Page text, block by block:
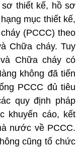
sơ thiết kế, hồ sơ
mục thiết kế,
(PCCC) theo
Chữa cháy. Tuy
Chữa cháy có
không đã tiến
PCCC đủ tiêu
quy định pháp
khuyến cáo, kết
nước về PCCC.
cũng tổ chức